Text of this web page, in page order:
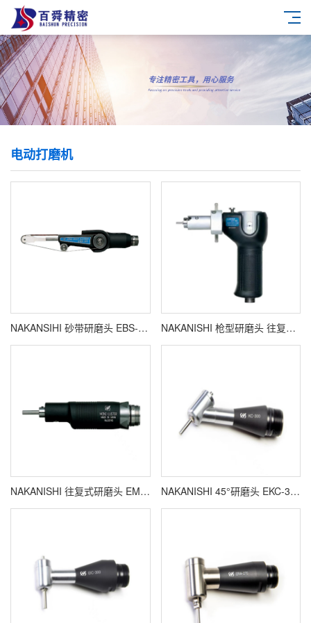
电动打磨机
NAKANSIHI 砂带研磨头 EBS-101 NAKANISHI 枪型研磨头 往复式打磨头 ELS-100
NAKANISHI 往复式研磨头 EML-8 NAKANISHI 45°研磨头 EKC-300